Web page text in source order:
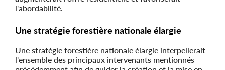
l'abordabilité.
Une stratégie forestière nationale élargie
Une stratégie forestière nationale élargie interpellerait
l'ensemble des principaux intervenants mentionnés